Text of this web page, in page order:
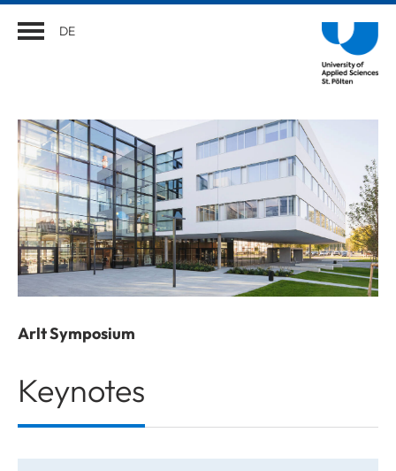
DE
Arlt Symposium
Keynotes